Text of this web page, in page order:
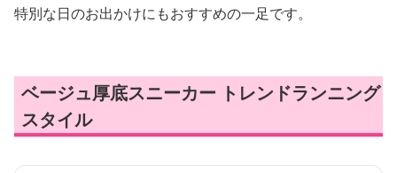
特別な日のお出かけにもおすすめの一足です。
ベージュ厚底スニーカー トレンドランニング
スタイル